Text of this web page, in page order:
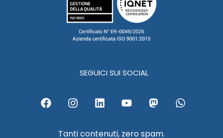
SEGUICI SUI SOCIAL
F
a
I
n
t
L
i
Y
o
M
a
W
h
Tanti contenuti, zero spam.